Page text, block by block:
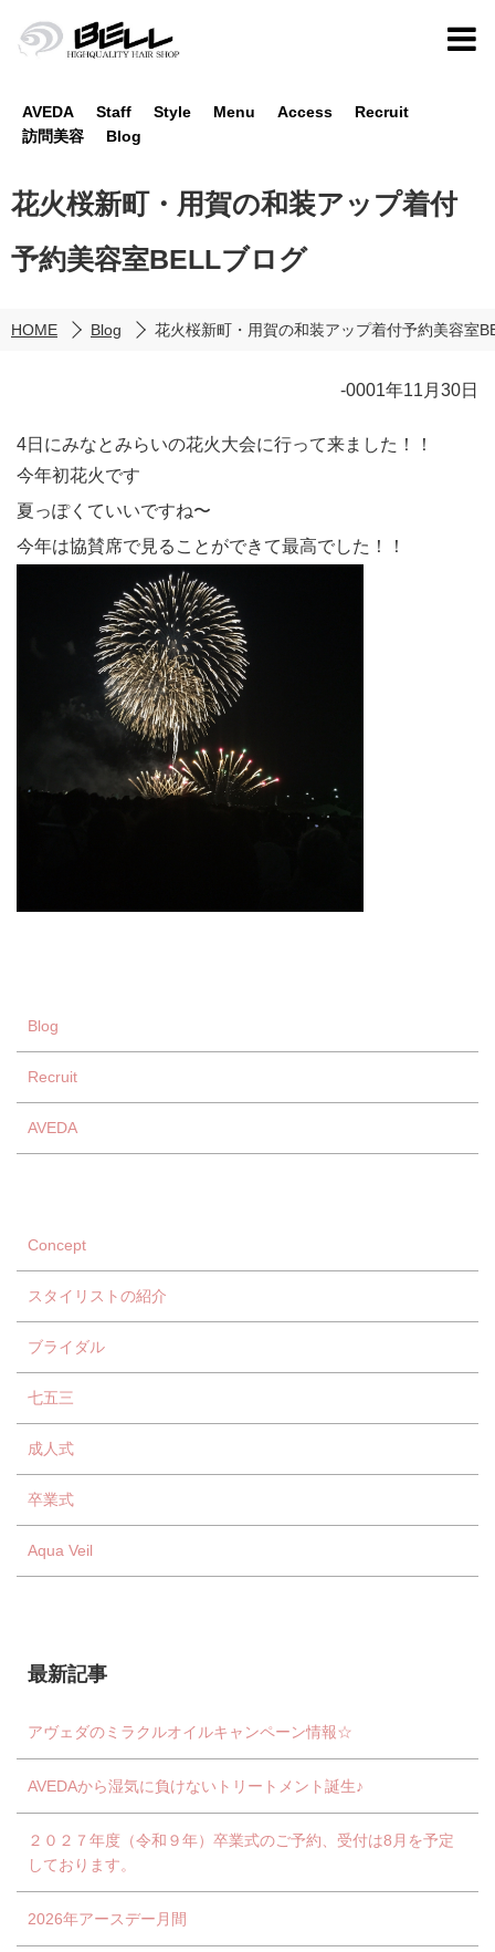
AVEDA Staff Style Menu Access
Recruit
訪問美容
Blog
花火桜新町・用賀の和装アップ着付
予約美容室BELLブログ
HOME Blog 花火桜新町・用賀の和装アップ着付予約美容室
-0001年11月30日
4日にみなとみらいの花火大会に行って来ました！！
今年初花火です
夏っぽくていいですね〜
今年は協賛席で見ることができて最高でした！！
Blog
Recruit
AVEDA
Concept
スタイリストの紹介
ブライダル
七五三
成人式
卒業式
Aqua Veil
最新記事
アヴェダのミラクルオイルキャンペーン情報☆
AVEDAから湿気に負けないトリートメント誕生♪
２０２７年度（令和９年）卒業式のご予約、受付は8月を予定
しております。
2026年アースデー月間